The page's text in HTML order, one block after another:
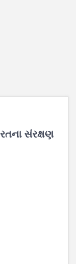
સંરક્ષણ